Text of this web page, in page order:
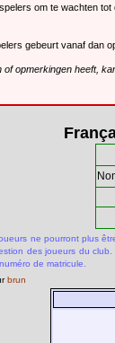
om te wachten
gebeurt vanaf dan
opmerkingen heeft,
ne pourront plus
des joueurs du
de matricule.
brun